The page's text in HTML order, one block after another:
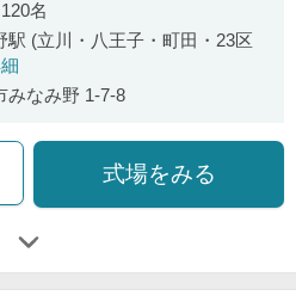
名
駅 (立川・八王子・町田・23区
みなみ野 1-7-8
式場をみる